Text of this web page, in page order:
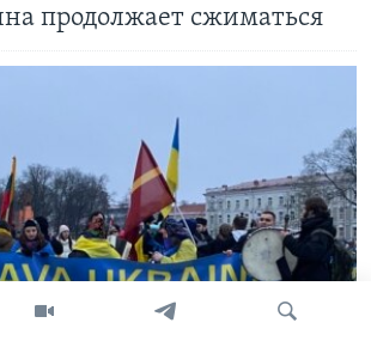
продолжает сжиматься